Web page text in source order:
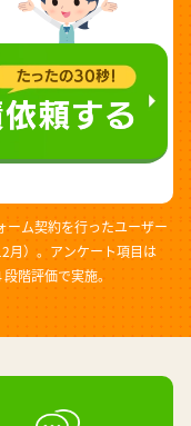
ム契約を行ったユーザー
月）。アンケート項目は
階評価で実施。